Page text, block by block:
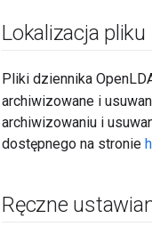
Lokalizacja
Pliki dziennika
archiwizowane i
archiwizowaniu i
dostępnego na stronie
Ręczne